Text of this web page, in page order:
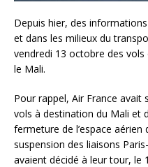
Depuis hier, des
et dans les milieux du
vendredi 13 octobre des
le Mali.
Pour rappel, Air France
vols à destination du Mali et
fermeture de l’espace aérien
suspension des liaisons
avaient décidé à leur tour, le